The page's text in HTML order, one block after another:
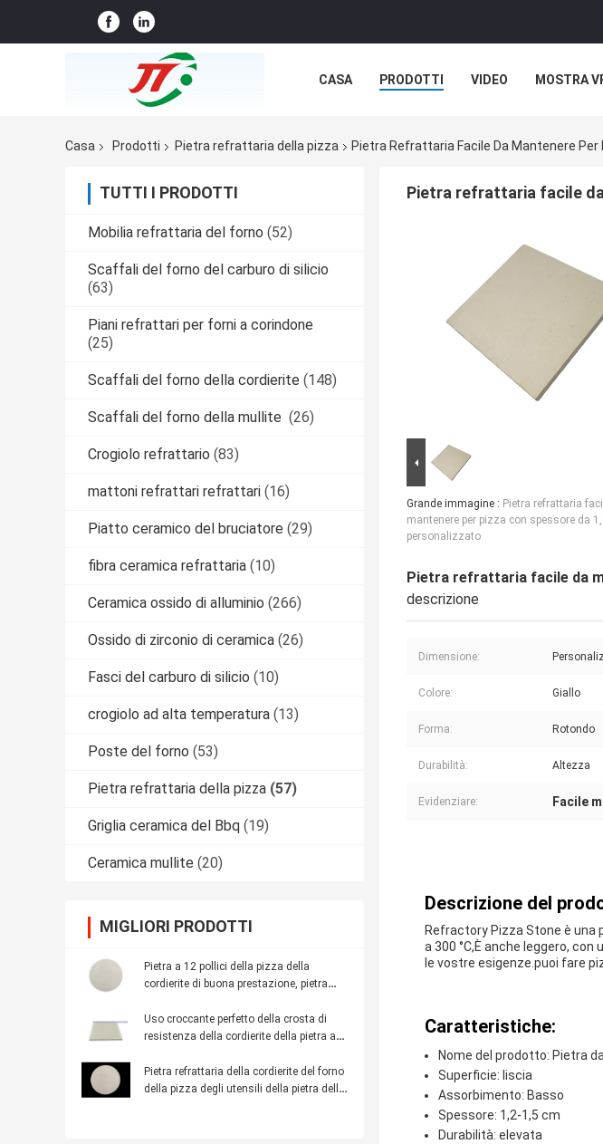
CASA PRODOTTI VIDEO MOSTRA
Casa
Prodotti Pietra refrattaria della pizza Pietra Refrattaria Facile Da Mantenere
TUTTI I PRODOTTI
Mobilia refrattaria del forno (52)
Scaffali del forno del carburo di silicio
(63)
Piani refrattari per forni a corindone
(25)
Scaffali del forno della cordierite (148)
Scaffali del forno della mullite (26)
Crogiolo refrattario (83)
mattoni refrattari refrattari (16)
Piatto ceramico del bruciatore (29)
fibra ceramica refrattaria (10)
Ceramica ossido di alluminio (266)
Ossido di zirconio di ceramica (26)
Fasci del carburo di silicio (10)
crogiolo ad alta temperatura (13)
Poste del forno (53)
Pietra refrattaria della pizza (57)
Griglia ceramica del Bbq (19)
Ceramica mullite (20)
MIGLIORI PRODOTTI
Pietra a 12 pollici della pizza della
cordierite di buona prestazione, pietra
Uso croccante perfetto della crosta di
resistenza della cordierite della pietra ad
Pietra refrattaria della cordierite del forno
della pizza degli utensili della pietra della
Pietra refrattaria facile
Grande immagine : Pietra refrattaria
mantenere per pizza con spessore da
personalizzato
Pietra refrattaria facile da
descrizione
Dimensione:
Colore: Giallo
Forma: Rotondo
Durabilità: Altezza
Evidenziare: Facile
Descrizione del
Refractory Pizza Stone è una
a 300 °C,È anche leggero,
le vostre esigenze.puoi fare
Caratteristiche:
Nome del prodotto: Pietra
Superficie: liscia
Assorbimento: Basso
Spessore: 1,2-1,5 cm
Durabilità: elevata